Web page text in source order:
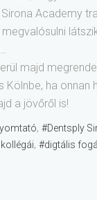
Academy
majd
Kölnbe, ha onnan
a jövőről is!
,#Dentsply
,#digtális